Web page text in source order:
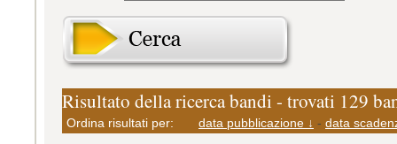
Risultato della ricerca bandi - trovati 129
Ordina risultati per: data pubblicazione ↓ - data